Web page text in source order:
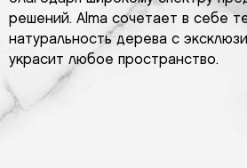
решений. Alma сочетает в себе
натуральность дерева с
украсит любое пространство.